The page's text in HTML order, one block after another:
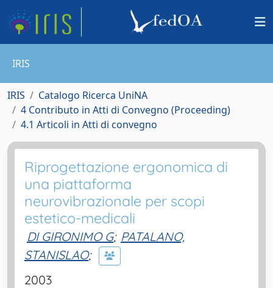
IRIS
IRIS
Catalogo Ricerca UniNA
4 Contributo in Atti di Convegno (Proceeding)
4.1 Articoli in Atti di convegno
Riprogettazione ergonomica di
una piattaforma
neurovibrazionale per scopi
estetico-medicali
DI GIRONIMO G; PATALANO,
STANISLAO;
2003